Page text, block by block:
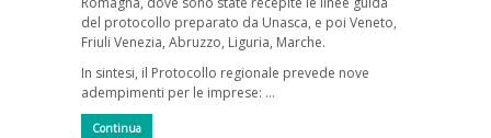
del protocollo preparato da Unasca, e poi Veneto,
Friuli Venezia, Abruzzo, Liguria, Marche.
In sintesi, il Protocollo regionale prevede nove
adempimenti per le imprese: …
Continua